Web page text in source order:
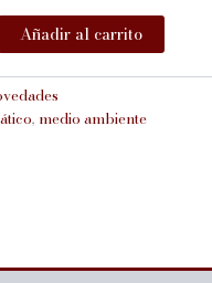
Añadir al carrito
, medio ambiente